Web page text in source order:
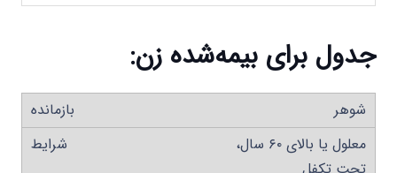
جدول برای بیمه‌شده زن:
شوهر
معلول یا بالای ۶۰ سال،